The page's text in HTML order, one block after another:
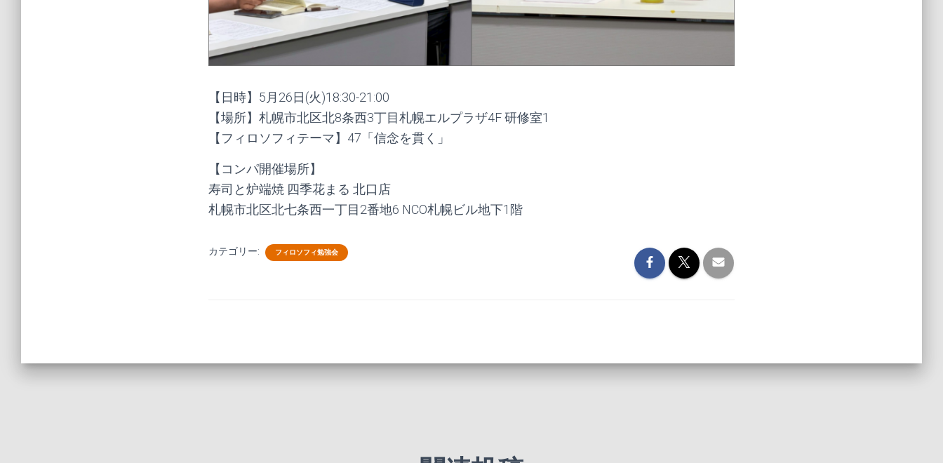
【日時】5月26日(火)18:30-21:00
【場所】札幌市北区北8条西3丁目札幌エルプラザ4F 研修室1
【フィロソフィテーマ】47「信念を貫く」
【コンパ開催場所】
寿司と炉端焼 四季花まる 北口店
札幌市北区北七条西一丁目2番地6 NCO札幌ビル地下1階
カテゴリー: フィロソフィ勉強会